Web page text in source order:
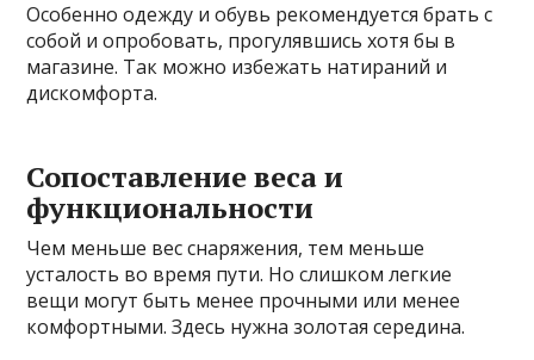
Особенно одежду и обувь рекомендуется брать с
собой и опробовать, прогулявшись хотя бы в
магазине. Так можно избежать натираний и
дискомфорта.
Сопоставление веса и
функциональности
Чем меньше вес снаряжения, тем меньше
усталость во время пути. Но слишком легкие
вещи могут быть менее прочными или менее
комфортными. Здесь нужна золотая середина.